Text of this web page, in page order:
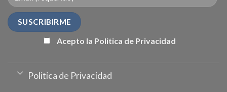
Acepto la Politica de Privacidad
Politica de Privacidad